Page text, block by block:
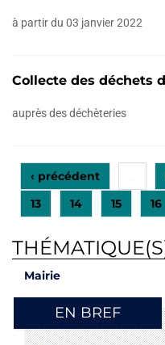
à partir du 03 janvier 2022
Collecte des déchets
auprès des déchèteries
‹ précédent
13 14 15 16
Mairie
EN BREF